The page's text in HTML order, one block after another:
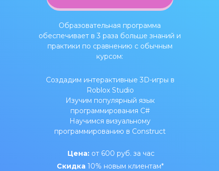
Образовательная программа
обеспечивает в 3 раза больше знаний и
практики по сравнению с обычным
курсом:
Скидка10% новым клиентам*
Цена: от 600 руб. за час
Создадим интерактивные 3D-игры в
Roblox Studio
Изучим популярный язык
программирования C#
Научимся визуальному
программированию в Construct